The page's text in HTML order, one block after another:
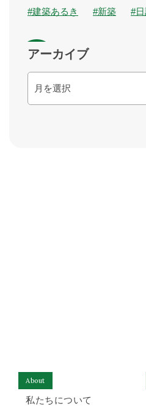
建築あるき
新築
アーカイブ
About
私たちについて